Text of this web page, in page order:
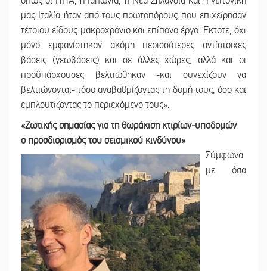
μας Ιταλία ήταν από τους πρωτοπόρους που επιχείρησαν
τέτοιου είδους μακροχρόνιο και επίπονο έργο. Έκτοτε, όχι
μόνο εμφανίστηκαν ακόμη περισσότερες αντίστοιχες
βάσεις (γεωβάσεις) και σε άλλες χώρες, αλλά και οι
προϋπάρχουσες βελτιώθηκαν -και συνεχίζουν να
βελτιώνονται- τόσο αναβαθμίζοντας τη δομή τους, όσο και
εμπλουτίζοντας το περιεχόμενό τους».
«Ζωτικής σημασίας για τη θωράκιση κτιρίων-υποδομών
ο προσδιορισμός του σεισμικού κινδύνου»
Σύμφωνα
με όσα